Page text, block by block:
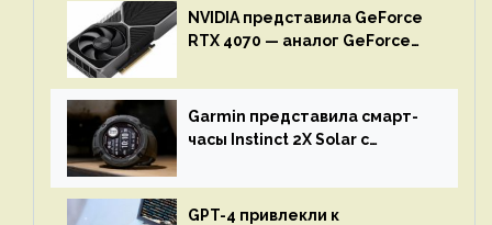
NVIDIA представила GeForce
RTX 4070 — аналог GeForce
Garmin представила смарт-
часы Instinct 2X Solar с
GPT-4 привлекли к